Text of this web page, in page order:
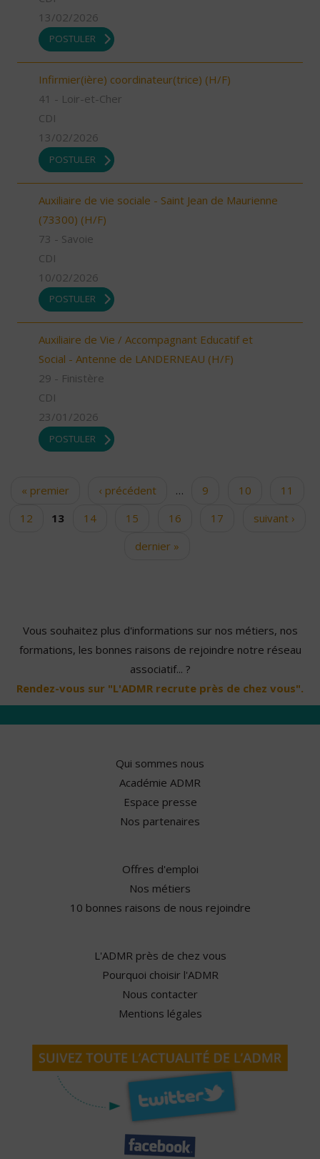
13/02/2026
POSTULER
Infirmier(ière) coordinateur(trice) (H/F)
41 - Loir-et-Cher
CDI
13/02/2026
POSTULER
Auxiliaire de vie sociale - Saint Jean de Maurienne
(73300) (H/F)
73 - Savoie
CDI
10/02/2026
POSTULER
Auxiliaire de Vie / Accompagnant Educatif et
Social - Antenne de LANDERNEAU (H/F)
29 - Finistère
CDI
23/01/2026
POSTULER
Pages
« premier ‹ précédent … 9 10
11
12
13 14 15 16 17
suivant ›
dernier »
Vous souhaitez plus d'informations sur nos métiers, nos
formations, les bonnes raisons de rejoindre notre réseau
associatif... ?
Rendez-vous sur "L'ADMR recrute près de chez vous".
Qui sommes nous
Académie ADMR
Espace presse
Nos partenaires
Offres d'emploi
Nos métiers
10 bonnes raisons de nous rejoindre
L'ADMR près de chez vous
Pourquoi choisir l'ADMR
Nous contacter
Mentions légales